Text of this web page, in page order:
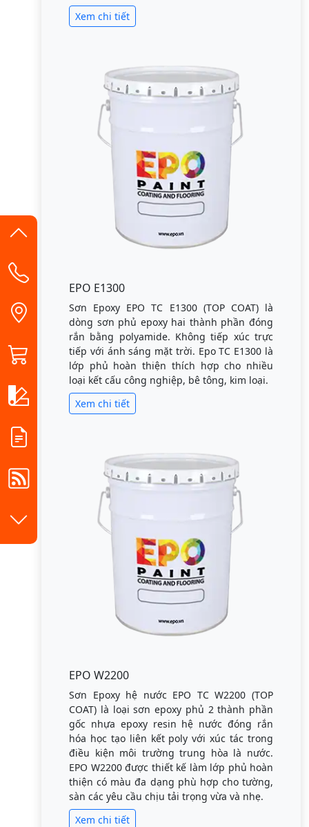
Xem chi tiết
EPO E1300
Sơn Epoxy EPO TC E1300 (TOP COAT) là
dòng sơn phủ epoxy hai thành phần đóng
rắn bằng polyamide. Không tiếp xúc trực
tiếp với ánh sáng mặt trời. Epo TC E1300 là
lớp phủ hoàn thiện thích hợp cho nhiều
loại kết cấu công nghiệp, bê tông, kim loại.
Xem chi tiết
EPO W2200
Sơn Epoxy hệ nước EPO TC W2200 (TOP
COAT) là loại sơn epoxy phủ 2 thành phần
gốc nhựa epoxy resin hệ nước đóng rắn
hóa học tạo liên kết poly với xúc tác trong
điều kiện môi trường trung hòa là nước.
EPO W2200 được thiết kế làm lớp phủ hoàn
thiện có màu đa dạng phù hợp cho tường,
sàn các yêu cầu chịu tải trọng vừa và nhẹ.
Xem chi tiết